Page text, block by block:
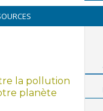
la pollution
planète